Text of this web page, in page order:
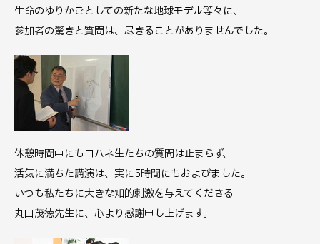
生命のゆりかごとしての新たな地球モデル等々に、
参加者の驚きと質問は、尽きることがありませんでした。
休憩時間中にもヨハネ生たちの質問は止まらず、
活気に満ちた講演は、実に5時間にもおよびました。
いつも私たちに大きな知的刺激を与えてくださる
丸山茂徳先生に、心より感謝申し上げます。